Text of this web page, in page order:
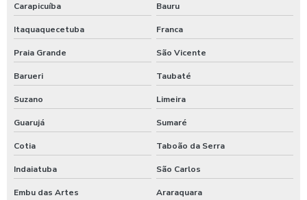
Terceirização recepção
Zeladoria terceirizada
Empresa terceirização de recepção sp
Empresa terceirizada copeira em sp
Empresa terceirizada de serviço de limpeza
Carapicuíba Bauru
Itaquaquecetuba Franca
Praia Grande São Vicente
Barueri Taubaté
Suzano Limeira
Guarujá Sumaré
Cotia Taboão da Serra
Indaiatuba São Carlos
Embu das Artes Araraquara